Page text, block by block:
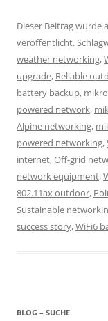
Dieser Beitrag wurde
veröffentlicht.
weather networking,
upgrade, Reliable
battery backup,
powered network,
Alpine networking,
powered networking,
internet,Off-grid
network equipment,
802.11ax outdoor,
Sustainable
success story,WiFi6
BLOG – SUCHE